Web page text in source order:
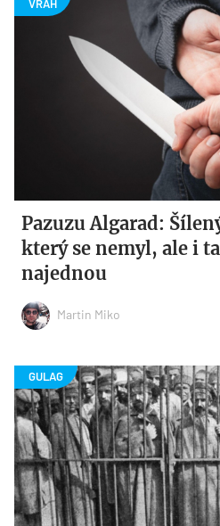
Pazuzu Algarad:
který se nemyl, ale i
najednou
Martin Miko